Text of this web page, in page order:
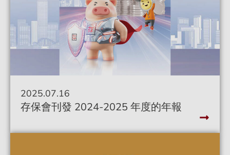
2025.07.16
存保會刊發 2024-2025 年度的年報